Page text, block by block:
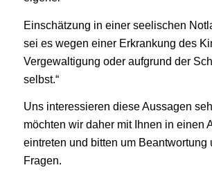
Einschätzung in einer seelischen
sei es wegen einer Erkrankung des
Vergewaltigung oder aufgrund der
selbst.“
Uns interessieren diese Aussagen
möchten wir daher mit Ihnen in einen
eintreten und bitten um Beantwortung
Fragen.